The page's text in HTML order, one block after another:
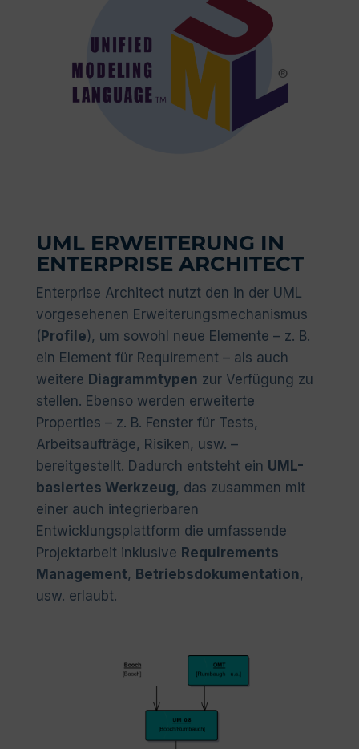
UML ERWEITERUNG IN
ENTERPRISE ARCHITECT
Enterprise Architect nutzt den in der UML
vorgesehenen Erweiterungsmechanismus
( Profile), um sowohl neue Elemente – z. B.
ein Element für Requirement – als auch
weitere Diagrammtypen zur Verfügung zu
stellen. Ebenso werden erweiterte
Properties – z. B. Fenster für Tests,
Arbeitsaufträge, Risiken, usw. –
bereitgestellt. Dadurch entsteht ein UML-
basiertes Werkzeug, das zusammen mit
einer auch integrierbaren
Entwicklungsplattform die umfassende
Projektarbeit inklusive Requirements
Management, Betriebsdokumentation,
usw. erlaubt.